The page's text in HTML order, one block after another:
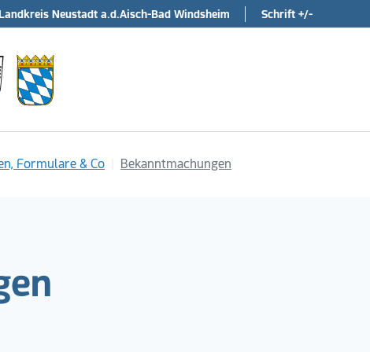
Neustadt a.d.Aisch-Bad Windsheim Schrift +/-
Formulare & Co Bekanntmachungen